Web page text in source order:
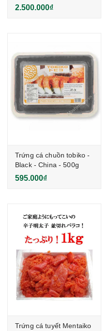
2.500.000₫
Trứng cá chuồn tobiko -
Black - China - 500g
595.000₫
Trứng cá tuyết Mentaiko